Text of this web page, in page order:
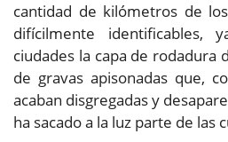
cantidad de kilómetros de
difícilmente
ciudades la capa de rodadura
de gravas apisonadas que,
acaban disgregadas y
ha sacado a la luz parte de las